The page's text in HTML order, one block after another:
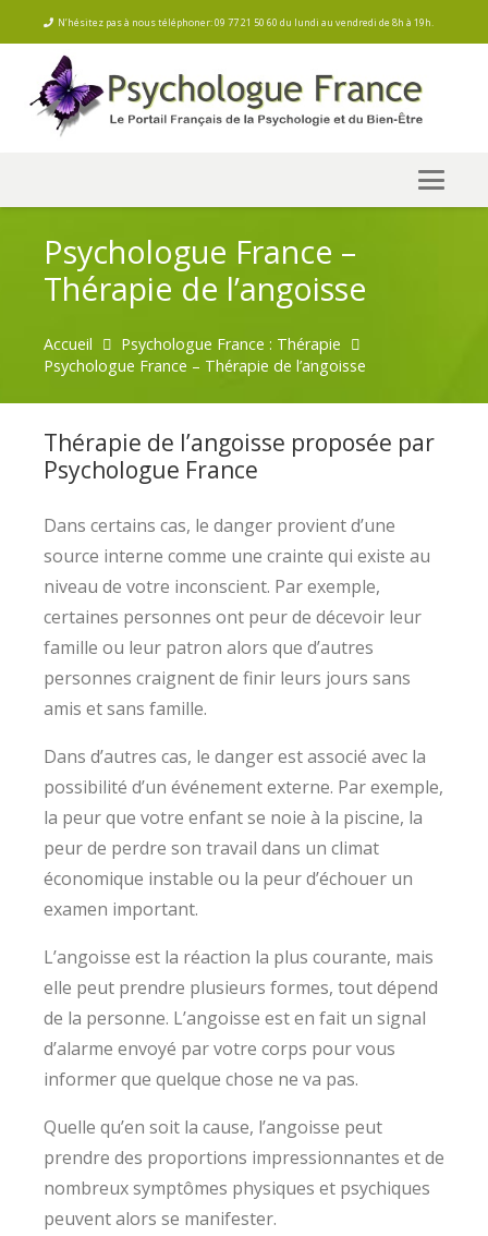
N’hésitez pas à nous téléphoner: 09 77 21 50 60 du lundi au vendredi de 8h à 19h.
Psychologue France –
Thérapie de l’angoisse
Accueil
Psychologue France : Thérapie
Psychologue France – Thérapie de l’angoisse
Thérapie de l’angoisse proposée par
Psychologue France
Dans certains cas, le danger provient d’une
source interne comme une crainte qui existe au
niveau de votre inconscient. Par exemple,
certaines personnes ont peur de décevoir leur
famille ou leur patron alors que d’autres
personnes craignent de finir leurs jours sans
amis et sans famille.
Dans d’autres cas, le danger est associé avec la
possibilité d’un événement externe. Par exemple,
la peur que votre enfant se noie à la piscine, la
peur de perdre son travail dans un climat
économique instable ou la peur d’échouer un
examen important.
L’angoisse est la réaction la plus courante, mais
elle peut prendre plusieurs formes, tout dépend
de la personne. L’angoisse est en fait un signal
d’alarme envoyé par votre corps pour vous
informer que quelque chose ne va pas.
Quelle qu’en soit la cause, l’angoisse peut
prendre des proportions impressionnantes et de
nombreux symptômes physiques et psychiques
peuvent alors se manifester.